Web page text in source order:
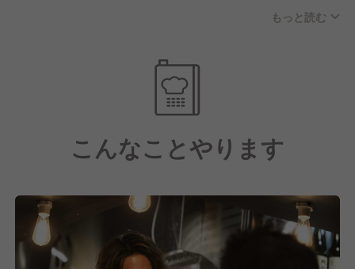
メニューである「肉豆腐」など、季節に合わせた厳選
酒場の定番である「ポテサラ」、「きんぴら」、「メ
ンチカツ」などの馴染み深いメニューも充実してお
り、低温調理により柔らかく仕上げた「肉刺し」は、
「モモ」、「タン」、「ハツ」の三種類をご用意。
無農薬でノーワックスの愛媛県産のレモンを丸ごと使
い、レモンの旨みと酸味を最大限に引き立てる独自の
レシピでご提供しています。
もっと読む
こんなことやります